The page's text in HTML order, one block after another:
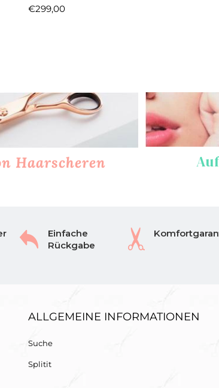
€299,00
Haarscheren
Einfache
Rückgabe
ALLGEMEINE INFORMATIONEN
Suche
Splitit